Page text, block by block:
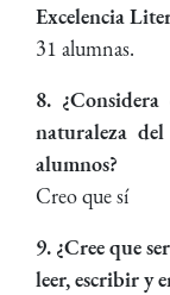
Excelencia
31 alumnas.
8.
naturaleza
alumnos?
Creo que sí
9. ¿Cree que
leer, escribir y